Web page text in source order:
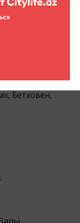
Бетховен,